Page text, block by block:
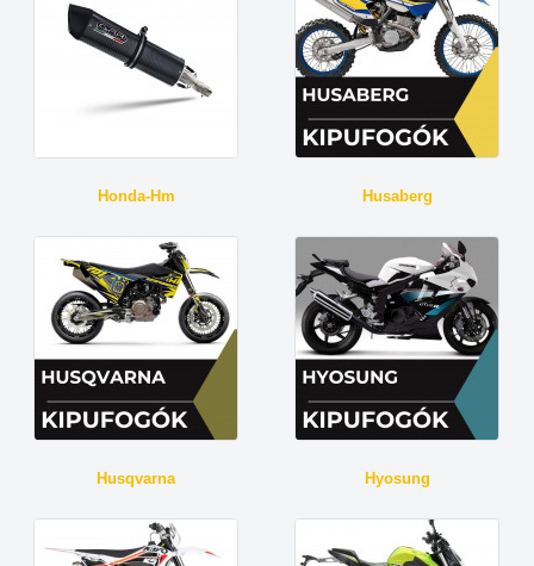
Honda-Hm Husaberg
Husqvarna Hyosung